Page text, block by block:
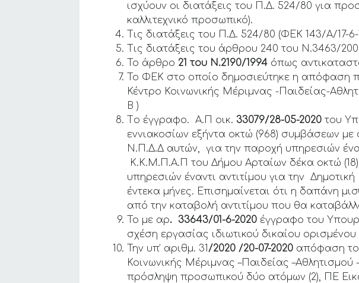
ισχύουν οι διατάξεις του Π.Δ. 524/80 για
καλλιτεχνικό προσωπικό).
Τις διατάξεις του Π.Δ. 524/80 (ΦΕΚ 143/Α/17-6-
Τις διατάξεις του άρθρου 240 του Ν.3463/
Το άρθρο 21 του Ν.2190/1994 όπως
Το ΦΕΚ στο οποίο δημοσιεύτηκε η απόφαση
Κέντρο Κοινωνικής Μέριμνας -Παιδείας-
Β )
Τo έγγραφο. Α.Π οικ. 33079/28-05-2020 του
εννιακοσίων εξήντα οκτώ (968) συμβάσεων
Ν.Π.Δ.Δ αυτών, για την παροχή υπηρεσιών
Κ.Κ.Μ.Π.Α.Π του Δήμου Αρταίων δέκα οκτώ
υπηρεσιών έναντι αντιτίμου για την
έντεκα μήνες. Επισημαίνεται ότι η δαπάνη
από την καταβολή αντιτίμου που θα
Το με αρ. 33643/01-6-2020 έγγραφο του
σχέση εργασίας ιδιωτικού δικαίου ορισμένου
Την υπ’ αριθμ. 31/2020 /20-07-2020 απόφαση
Κοινωνικής Μέριμνας –Παιδείας
πρόσληψη προσωπικού δύο ατόμων (2), ΠΕ